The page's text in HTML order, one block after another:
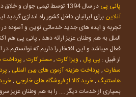
پانی پی در سال 1394 توسط تیمی جوان و خلاق در جهت توسعه
آنلاین برای ایرانیان داخل کشور راه اندازی
تجربه و ایده های جدید خدماتی نوین و آسوده
الملل به هم وطنان عزیز ارائه دهد , پانی پی هم
فعال میباشد و این افتخار را داریم که
از قبیل : پی پال , ویزا کارت ,مستر کارت , پرداخت
سفارت , پرداخت هزینه آزمون های بین المللی ,
هاستنیگ ,خرید کالا از فروشگاه های خارجی ,
بسیاری از خدمات دیگر .... را به هم وطنان عزیز